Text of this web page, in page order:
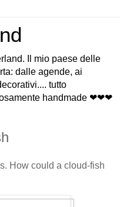
Il mio paese delle
dalle agende, ai
tutto
handmade ❤❤❤
How could a cloud-fish